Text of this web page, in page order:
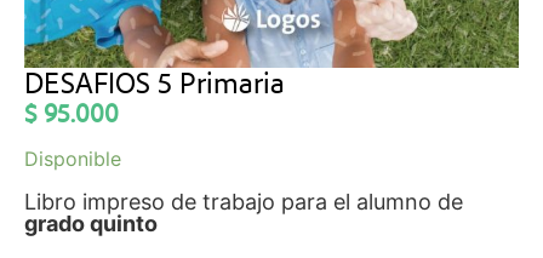
DESAFIOS 5 Primaria
$ 95.000
Disponible
Libro impreso de trabajo para el alumno de
grado quinto